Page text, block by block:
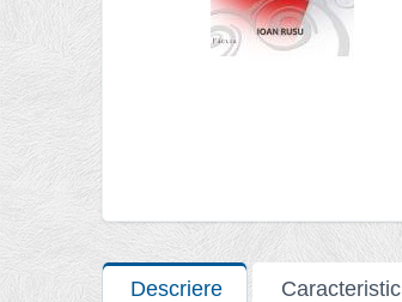
Descriere